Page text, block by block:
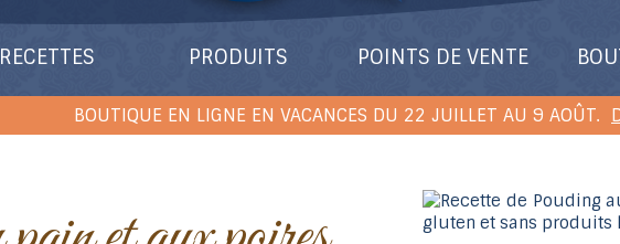
RECETTES PRODUITS POINTS DE VENTE
BOUTIQUE EN LIGNE EN VACANCES DU 22 JUILLET AU 9 AOÛT.